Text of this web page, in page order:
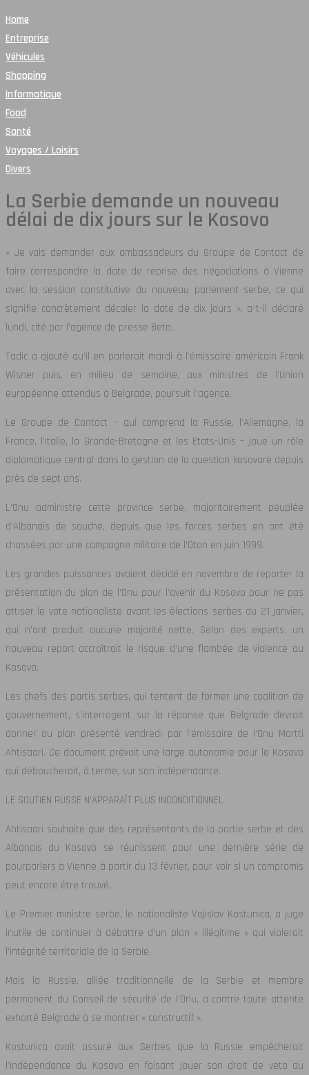
Home
Entreprise
Véhicules
Shopping
Informatique
Food
Santé
Voyages / Loisirs
Divers
La Serbie demande un nouveau
délai de dix jours sur le Kosovo
« Je vais demander aux ambassadeurs du Groupe de Contact de
faire correspondre la date de reprise des négociations à Vienne
avec la session constitutive du nouveau parlement serbe, ce qui
signifie concrètement décaler la date de dix jours », a-t-il déclaré
lundi, cité par l’agence de presse Beta.
Tadic a ajouté qu’il en parlerait mardi à l’émissaire américain Frank
Wisner puis, en milieu de semaine, aux ministres de l’Union
européenne attendus à Belgrade, poursuit l’agence.
Le Groupe de Contact – qui comprend la Russie, l’Allemagne, la
France, l’Italie, la Grande-Bretagne et les Etats-Unis – joue un rôle
diplomatique central dans la gestion de la question kosovare depuis
près de sept ans.
L’Onu administre cette province serbe, majoritairement peuplée
d’Albanais de souche, depuis que les forces serbes en ont été
chassées par une campagne militaire de l’Otan en juin 1999.
Les grandes puissances avaient décidé en novembre de reporter la
présentation du plan de l’Onu pour l’avenir du Kosovo pour ne pas
attiser le vote nationaliste avant les élections serbes du 21 janvier,
qui n’ont produit aucune majorité nette. Selon des experts, un
nouveau report accroîtrait le risque d’une flambée de violence au
Kosovo.
Les chefs des partis serbes, qui tentent de former une coalition de
gouvernement, s’interrogent sur la réponse que Belgrade devrait
donner au plan présenté vendredi par l’émissaire de l’Onu Martti
Ahtisaari. Ce document prévoit une large autonomie pour le Kosovo
qui déboucherait, à terme, sur son indépendance.
LE SOUTIEN RUSSE N’APPARAÎT PLUS INCONDITIONNEL
Ahtisaari souhaite que des représentants de la partie serbe et des
Albanais du Kosovo se réunissent pour une dernière série de
pourparlers à Vienne à partir du 13 février, pour voir si un compromis
peut encore être trouvé.
Le Premier ministre serbe, le nationaliste Vojislav Kostunica, a jugé
inutile de continuer à débattre d’un plan « illégitime » qui violerait
l’intégrité territoriale de la Serbie.
Mais la Russie, alliée traditionnelle de la Serbie et membre
permanent du Conseil de sécurité de l’Onu, a contre toute attente
exhorté Belgrade à se montrer « constructif ».
Kostunica avait assuré aux Serbes que la Russie empêcherait
l’indépendance du Kosovo en faisant jouer son droit de veto au